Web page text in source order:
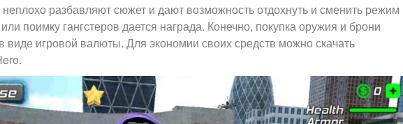
разбавляют сюжет и дают возможность отдохнуть и сменить режим
поимку гангстеров дается награда. Конечно, покупка оружия и брони
виде игровой валюты. Для экономии своих средств можно скачать